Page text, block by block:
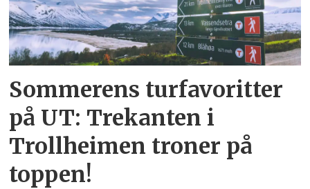
Sommerens turfavoritter
på UT: Trekanten i
Trollheimen troner på
toppen!